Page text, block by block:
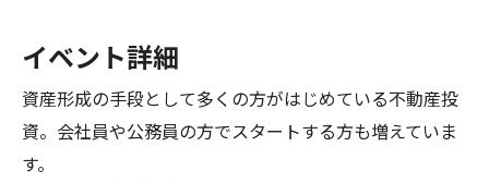
イベント詳細
資産形成の手段として多くの方がはじめている不動産投
資。会社員や公務員の方でスタートする方も増えていま
す。